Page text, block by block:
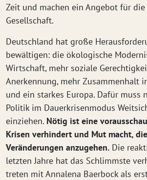
Zeit und machen ein Angebot für die
Gesellschaft.
Deutschland hat große
bewältigen: die ökologische
Wirtschaft, mehr soziale
Anerkennung, mehr Zusammenhalt
und ein starkes Europa. Dafür muss
Politik im Dauerkrisenmodus
einziehen. Nötig ist eine
Krisen verhindert und Mut macht,
Veränderungen anzugehen. Die
letzten Jahre hat das Schlimmste
treten mit Annalena Baerbock als